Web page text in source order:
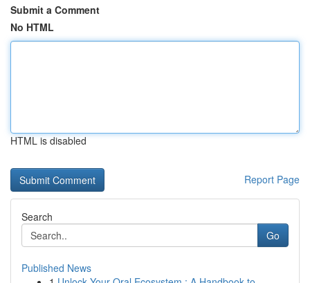
Submit a Comment
No HTML
HTML is disabled
Report Page
Search
Go
Published News